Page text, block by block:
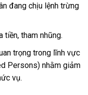
đang chịu lệnh trừng
tiền, tham nhũng.
trọng trong lĩnh vực
Persons) nhằm giảm
vụ.